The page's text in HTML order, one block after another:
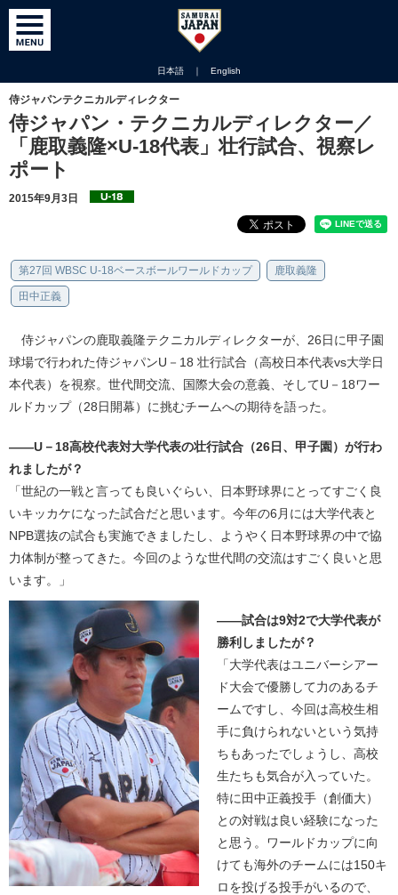
日本語 ｜ English
侍ジャパンテクニカルディレクター
侍ジャパン・テクニカルディレクター／
「鹿取義隆×U-18代表」壮行試合、視察レ
ポート
2015年9月3日
第27回 WBSC U-18ベースボールワールドカップ 鹿取義隆
田中正義
侍ジャパンの鹿取義隆テクニカルディレクターが、26日に甲子園
球場で行われた侍ジャパンU－18 壮行試合（高校日本代表vs大学日
本代表）を視察。世代間交流、国際大会の意義、そしてU－18ワー
ルドカップ（28日開幕）に挑むチームへの期待を語った。
――U－18高校代表対大学代表の壮行試合（26日、甲子園）が行わ
れましたが？
「世紀の一戦と言っても良いぐらい、日本野球界にとってすごく良
いキッカケになった試合だと思います。今年の6月には大学代表と
NPB選抜の試合も実施できましたし、ようやく日本野球界の中で協
力体制が整ってきた。今回のような世代間の交流はすごく良いと思
います。」
――試合は9対2で大学代表が
勝利しましたが？
「大学代表はユニバーシアー
ド大会で優勝して力のあるチ
ームですし、今回は高校生相
手に負けられないという気持
ちもあったでしょうし、高校
生たちも気合が入っていた。
特に田中正義投手（創価大）
との対戦は良い経験になった
と思う。ワールドカップに向
けても海外のチームには150キ
ロを投げる投手がいるので、